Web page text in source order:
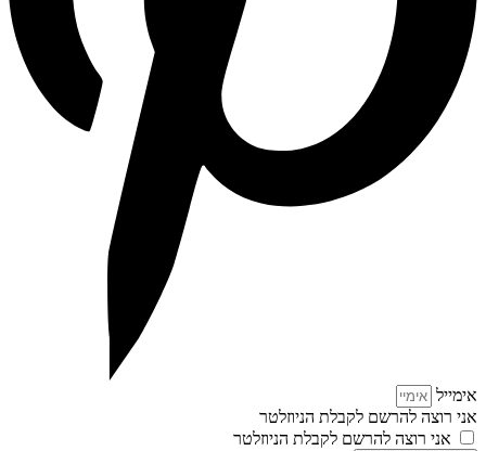
אימייל
אני רוצה להרשם לקבלת הניוזלטר
אני רוצה להרשם לקבלת הניוזלטר